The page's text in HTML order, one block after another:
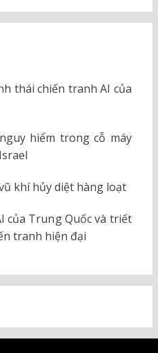
thái chiến tranh AI của
hiểm trong cỗ máy
khí hủy diệt hàng loạt
của Trung Quốc và triết
tranh hiện đại